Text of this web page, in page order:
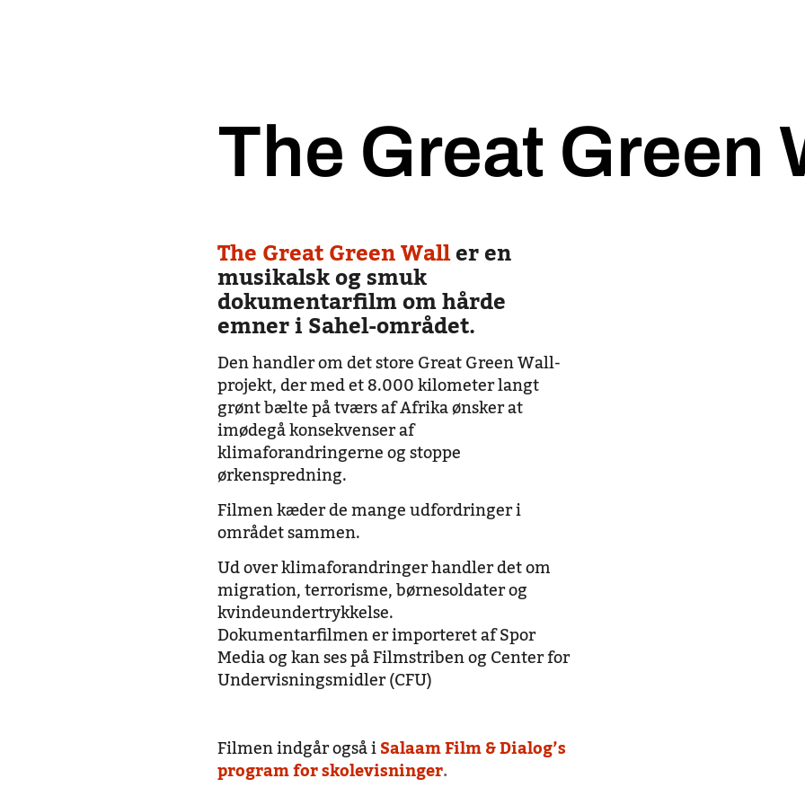
The Great Green
The Great Green Waller en
musikalsk og smuk
dokumentarfilm om hårde
emner i Sahel-området.
Den handler om det store Great Green Wall-
projekt, der med et 8.000 kilometer langt
grønt bælte på tværs af Afrika ønsker at
imødegå konsekvenser af
klimaforandringerne og stoppe
ørkenspredning.
Filmen kæder de mange udfordringer i
området sammen.
Ud over klimaforandringer handler det om
migration, terrorisme, børnesoldater og
kvindeundertrykkelse.
Dokumentarfilmen er importeret af Spor
Media og kan ses på Filmstriben og Center for
Undervisningsmidler (CFU)
Filmen indgår også iSalaam Film & Dialog’s
program for skolevisninger.